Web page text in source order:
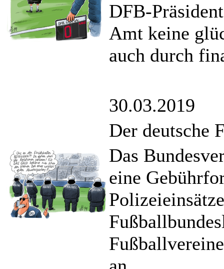
DFB-
Amt keine
auch durch
30.03.2019
Der deutsche
Das
eine